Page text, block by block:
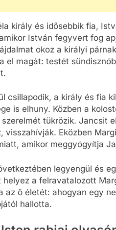
király és idősebbik fia,
István fegyvert fog
okoz a királyi
el magát: testét
csillapodik, a király és fia
is elhuny. Közben a
tükrözik. Jancsit
visszahívják. Eközben
amikor meggyógyítja
legyengül és
a felravatalozott
az ő életét: ahogyan egy
hallotta.